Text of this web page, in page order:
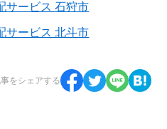
サービス 石狩市
サービス 北斗市
をシェアする